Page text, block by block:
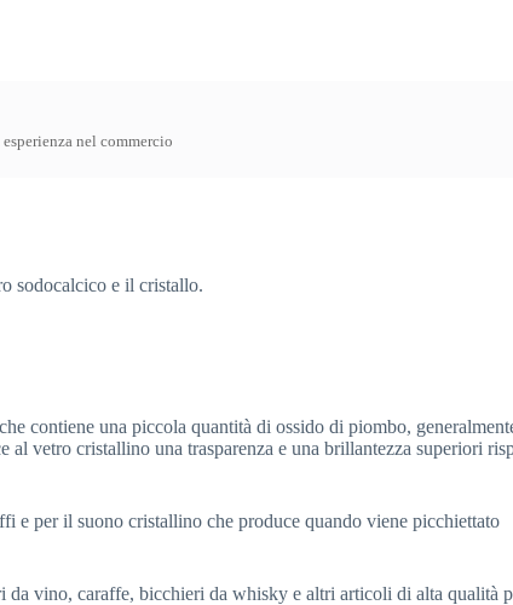
nel commercio
sodocalcico e il cristallo.
contiene una piccola quantità di ossido di piombo,
al vetro cristallino una trasparenza e una brillantezza superiori
e per il suono cristallino che produce quando viene picchiettato
da vino, caraffe, bicchieri da whisky e altri articoli di alta qualità